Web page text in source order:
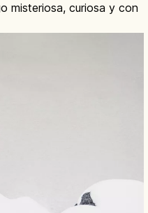
misteriosa, curiosa y con